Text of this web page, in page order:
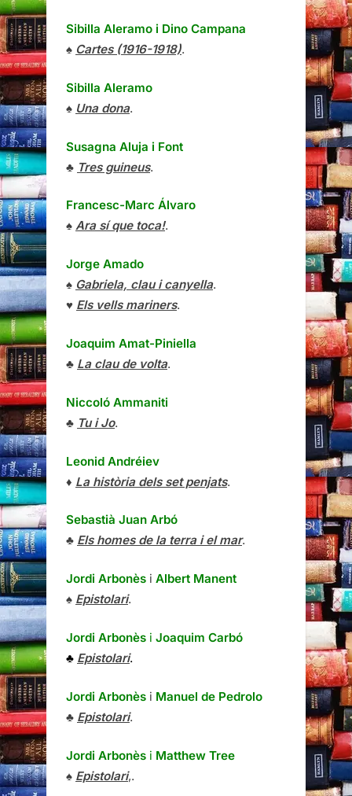
Sibilla Aleramo i Dino Campana
♠ Cartes (1916-1918).
Sibilla Aleramo
♠ Una dona.
Susagna Aluja i Font
♣ Tres guineus.
Francesc-Marc Álvaro
♠ Ara sí que toca!.
Jorge Amado
♠ Gabriela, clau i canyella.
♥ Els vells mariners.
Joaquim Amat-Piniella
♣ La clau de volta.
Niccoló Ammaniti
♣ Tu i Jo.
Leonid Andréiev
♦ La història dels set penjats.
Sebastià Juan Arbó
♣ Els homes de la terra i el mar.
Jordi Arbonès i Albert Manent
♠ Epistolari.
Jordi Arbonès i Joaquim Carbó
♣ Epistolari.
Jordi Arbonès i Manuel de Pedrolo
♣ Epistolari.
Jordi Arbonès i Matthew Tree
♠ Epistolari,.